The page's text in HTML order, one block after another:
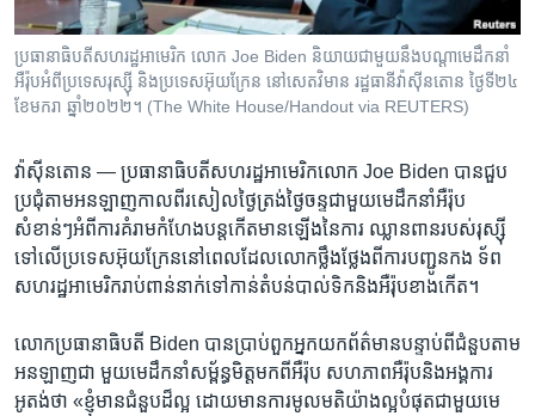
ទៅ​
កាន់​
ស្វែង​
បណ្តាញ​សង្គម
ប្រធានាធិបតី​សហរដ្ឋ​អាមេរិក លោក Joe Biden និយាយ​ជាមួយ​នឹង​បណ្ដា​មេដឹកនាំ​
អឺរ៉ុប​អំពី​ប្រទេស​រុស្ស៊ី និង​ប្រទេស​អ៊ុយក្រែន នៅ​សេតវិមាន រដ្ឋធានី​វ៉ាស៊ីនតោន ថ្ងៃទី២៤
ខែមករា ឆ្នាំ២០២២។ (The White House/Handout via REUTERS)
វ៉ាស៊ីនតោន — ប្រធានាធិបតី​សហរដ្ឋ​អាមេរិក​លោក Joe Biden បាន​ជួប​
ប្រជុំ​តាម​អនឡាញ​កាលពី​រសៀល​ថ្ងៃ​ត្រង់​ថ្ងៃ​ចន្ទ​ជាមួយ​មេដឹកនាំ​អឺរ៉ុប​
សំខាន់ៗ​អំពី​ការ​គំរាម​កំហែង​បន្ត​កើត​មាន​ឡើង​នៃការ ឈ្លានពាន​របស់​រុស្ស៊ី​
ទៅលើ​ប្រទេស​អ៊ុយក្រែន​នៅ​ពេល​ដែល​លោក​ថ្លឹងថ្លែង​ពី​ការ​បញ្ជូន​កង ទ័ព​
សហរដ្ឋ​អាមេរិក​រាប់​ពាន់​នាក់​ទៅកាន់​តំបន់​បាល់ទិក​និង​អឺរ៉ុប​ខាង​កើត។
លោក​ប្រធានាធិបតី Biden បាន​ប្រាប់​ពួក​អ្នក​យកព័ត៌មាន​បន្ទាប់ពី​ជំនួប​តាម​
អនឡាញ​ជា មួយ​មេដឹកនាំ​សម្ព័ន្ធមិត្ត​មកពី​អឺរ៉ុប សហភាព​អឺរ៉ុប​និង​អង្គការ​
អូតង់​ថា «ខ្ញុំ​មាន​ជំនួប​ដ៏​ល្អ ដោយ​មាន​ការមូលមតិ​យ៉ាង​ល្អ​បំផុត​ជាមួយ​មេ